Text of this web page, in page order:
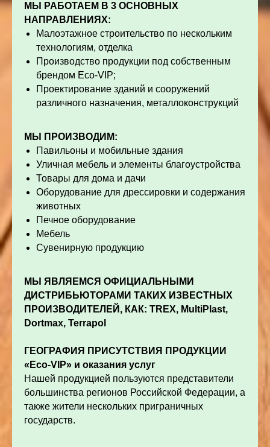
МЫ РАБОТАЕМ В 3 ОСНОВНЫХ
НАПРАВЛЕНИЯХ:
Малоэтажное строительство по нескольким
технологиям, отделка
Производство продукции под собственным
брендом Eco-VIP;
Проектирование зданий и сооружений
различного назначения, металлоконструкций
МЫ ПРОИЗВОДИМ:
Павильоны и мобильные здания
Уличная мебель и элементы благоустройства
Товары для дома и дачи
Оборудование для дрессировки и содержания
животных
Печное оборудование
Мебель
Сувенирную продукцию
МЫ ЯВЛЯЕМСЯ ОФИЦИАЛЬНЫМИ
ДИСТРИБЬЮТОРАМИ ТАКИХ ИЗВЕСТНЫХ
ПРОИЗВОДИТЕЛЕЙ, КАК: TREX, MultiPlast,
Dortmax, Terrapol
ГЕОГРАФИЯ ПРИСУТСТВИЯ ПРОДУКЦИИ
« Eco-VIP» и оказания услуг
Нашей продукцией пользуются представители
большинства регионов Российской Федерации, а
также жители нескольких приграничных
государств.